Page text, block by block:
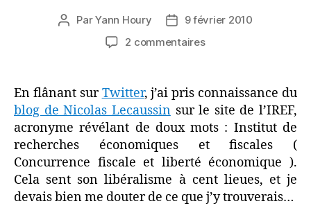
Auteur
ParYann Houry
Date9 février 2010
2 commentairessur
stupeur…
En flânant surTwitter, j’ai pris connaissance du
blog de Nicolas Lecaussinsur le site de l’IREF,
acronyme révélant de doux mots : Institut de
recherches économiques et fiscales (
Concurrence fiscale et liberté économique ).
Cela sent son libéralisme à cent lieues, et je
devais bien me douter de ce que j’y trouverais…